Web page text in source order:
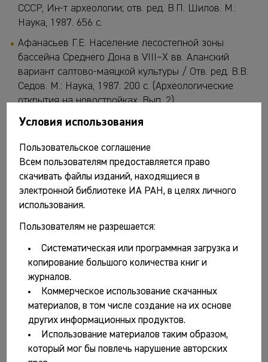
СССР, Ин-т археологии; отв. ред. В.П. Шилов. М.:
Наука, 1987. 656 с.
Афанасьев Г.Е. Население лесостепной зоны
бассейна Среднего Дона в VIII–X вв. Аланский
вариант салтово-маяцкой культуры / Отв. ред. В.В.
Седов. М.: Наука, 1987. 200 с. (Археологические
открытия на новостройках. Вып. 2)
Герасимова М.М., Рудь Н.М., Яблонский Л.Т.
населения Восточной Европы. М.: Наука, 1987. 253 с.
Крайнов Д.А., Гадзяцкая О.С. Фатьяновская культура:
Ярославское Поволжье. М.: Наука, 1987. 145 с., 71
табл. (САИ. Вып. В1-22)
орудия Восточной Европы. М.: Наука, 1987. 237 с.
Краткие сообщения Института археологии. Вып. 189.
Каменный век / Отв. ред. И.Т. Кругликова. М.: Наука,
1987. 112 с.
Краткие сообщения Института археологии. Вып. 190.
Средневековые древности Восточной Европы / Отв.
ред. И.Т. Кругликова. М.: Наука, 1987. 112 с.
Краткие сообщения Института археологии. Вып. 191.
Условия использования
Пользовательское соглашение
Всем пользователям предоставляется право
скачивать файлы изданий, находящиеся в
электронной библиотеке ИА РАН, в целях личного
использования.
Пользователям не разрешается:
Систематическая или программная загрузка и
копирование большого количества книг и
журналов.
Коммерческое использование скачанных
материалов, в том числе создание на их основе
других информационных продуктов.
Использование материалов таким образом,
который мог бы повлечь нарушение авторских